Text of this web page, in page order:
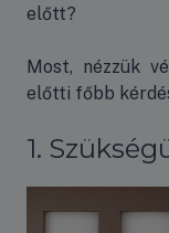
előtt?
Most, nézzük
előtti főbb
1.